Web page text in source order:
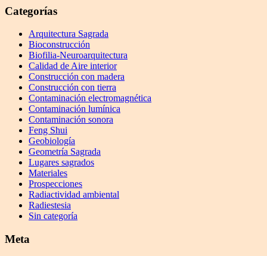
Categorías
Arquitectura Sagrada
Bioconstrucción
Biofilia-Neuroarquitectura
Calidad de Aire interior
Construcción con madera
Construcción con tierra
Contaminación electromagnética
Contaminación lumínica
Contaminación sonora
Feng Shui
Geobiología
Geometría Sagrada
Lugares sagrados
Materiales
Prospecciones
Radiactividad ambiental
Radiestesia
Sin categoría
Meta